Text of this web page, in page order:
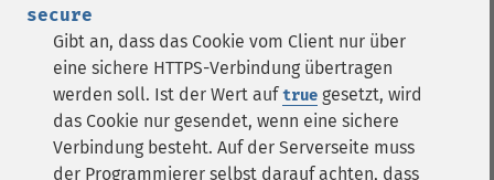
secure
Gibt an, dass das Cookie vom Client nur über
eine sichere HTTPS-Verbindung übertragen
werden soll. Ist der Wert auftrue gesetzt, wird
das Cookie nur gesendet, wenn eine sichere
Verbindung besteht. Auf der Serverseite muss
der Programmierer selbst darauf achten, dass